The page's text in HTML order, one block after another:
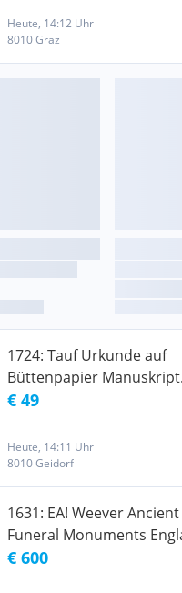
Heute, 14:12 Uhr
8010 Graz
1724: Tauf Urkunde auf
Büttenpapier Manuskript
Feder Tinte Dokument
Frankreich
€ 49
Heute, 14:11 Uhr
8010 Geidorf
1631: EA! Weever Ancient
Funeral Monuments
within the United
€ 600